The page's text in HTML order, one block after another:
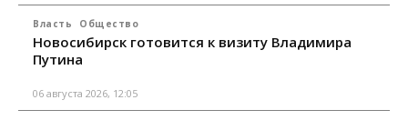
Власть Общество
Новосибирск готовится к визиту Владимира
Путина
06 августа 2026, 12:05